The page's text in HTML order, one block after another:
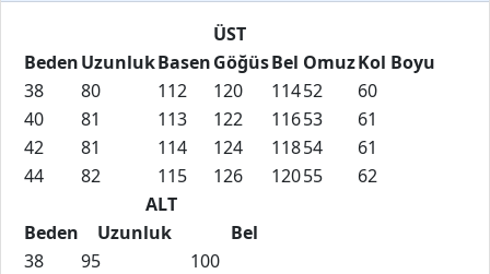
ÜST
BedenUzunlukBasenGöğüsBel OmuzKol Boyu
38
80 112 120 11452
60
40
81 113 122 11653
61
42
81 114 124 11854
61
44
82 115 126 12055
62
ALT
Beden
Uzunluk
Bel
38
95
100